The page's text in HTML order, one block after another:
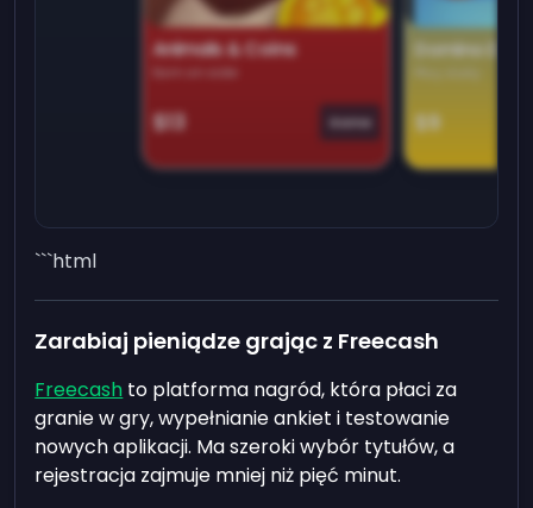
Animals & Coins
Earn on side
$13 Game
Domino
$9
```html
Zarabiaj pieniądze grając z Freecash
Freecash to platforma nagród, która płaci za
granie w gry, wypełnianie ankiet i testowanie
nowych aplikacji. Ma szeroki wybór tytułów, a
rejestracja zajmuje mniej niż pięć minut.